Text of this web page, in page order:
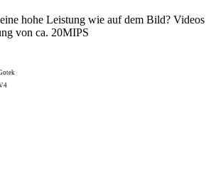
hohe Leistung wie auf dem Bild? Videos
von ca. 20MIPS